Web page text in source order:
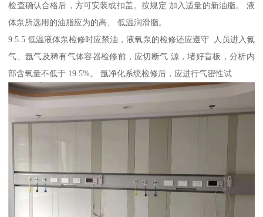
检查确认合格后，方可安装或扣盖。按规定 加入适量的新油脂。 液
体泵所选用的油脂应为的高、 低温润滑脂。
9.5.5 低温液体泵检修时应禁油，液氧泵的检修还应遵守 人员进入氮
气、氩气及稀有气体容器检修前，应切断气 源，堵好盲板，分析内
部含氧量不低于 19.5%。 氩净化系统检修后，应进行气密性试